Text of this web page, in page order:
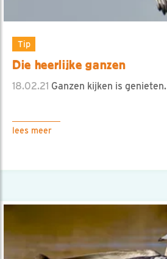
Tip
Die heerlijke ganzen
18.02.21 Ganzen kijken is genieten.
lees meer